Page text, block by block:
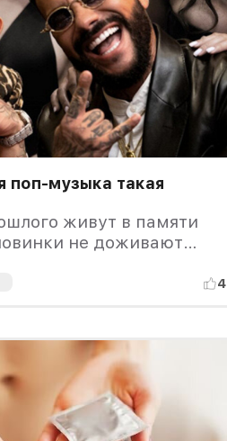
поп-музыка такая
живут в памяти
не доживают
4